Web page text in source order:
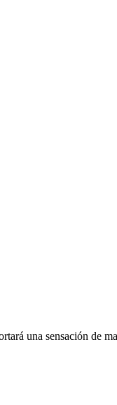
una sensación de